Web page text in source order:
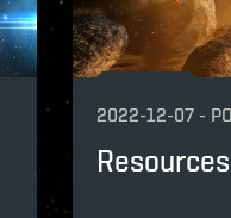
2022-12-07 -